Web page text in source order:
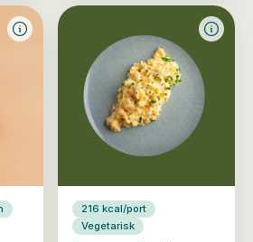
216 kcal/port
Vegetarisk